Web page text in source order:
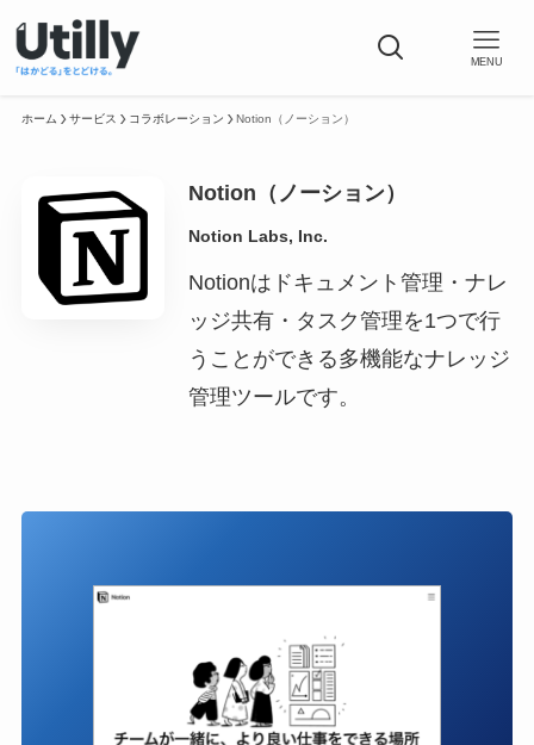
MENU
ホーム サービス コラボレーション Notion（ノーション）
Notion（ノーション）
Notion Labs, Inc.
Notionはドキュメント管理・ナレ
ッジ共有・タスク管理を1つで行
うことができる多機能なナレッジ
管理ツールです。